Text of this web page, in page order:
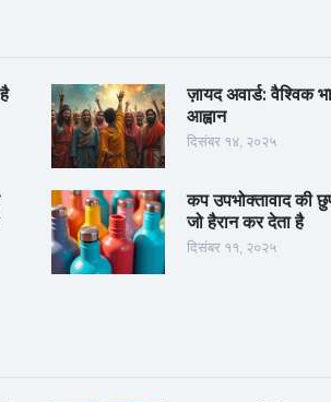
ज़ायद अवार्ड: वैश्विक
आह्वान
दिसंबर १४, २०२५
कप उपभोक्तावाद की
जो हैरान कर देता है
दिसंबर ११, २०२५